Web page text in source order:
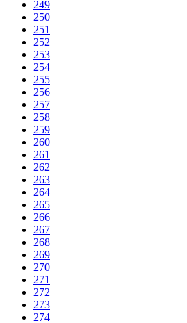
249
250
251
252
253
254
255
256
257
258
259
260
261
262
263
264
265
266
267
268
269
270
271
272
273
274